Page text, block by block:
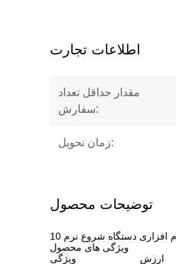
اطلاعات تجارت
مقدار حداقل تعداد
سفارش:
زمان تحویل:
توضیحات محصول
ویژگی های محصول
ویژگی
ارزش